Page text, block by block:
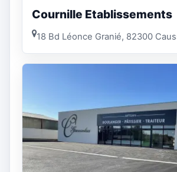
Cournille Etablissements
18 Bd Léonce Granié, 82300